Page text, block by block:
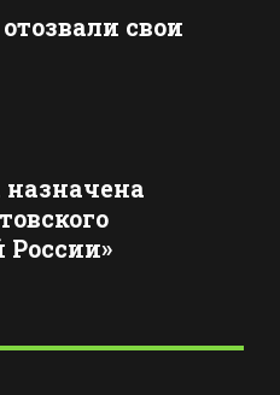
свои
назначена
России»